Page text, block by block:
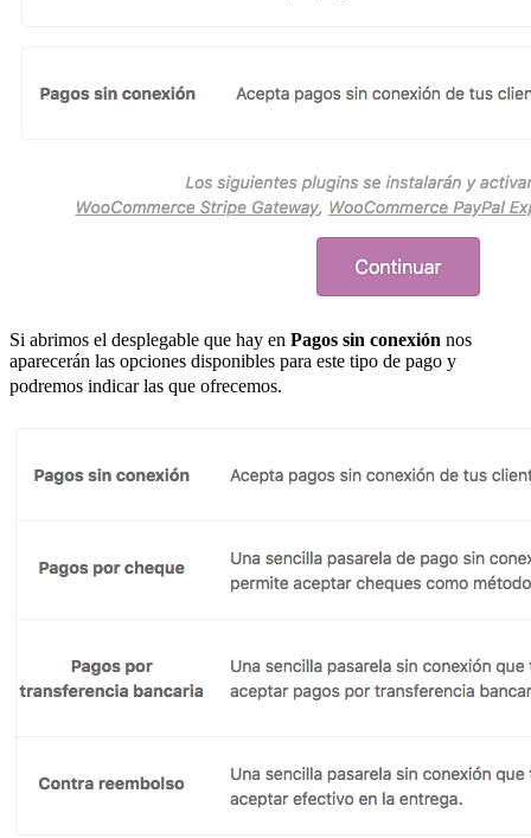
Si abrimos el desplegable que hay en Pagos sin conexión nos
aparecerán las opciones disponibles para este tipo de pago y
podremos indicar las que ofrecemos.